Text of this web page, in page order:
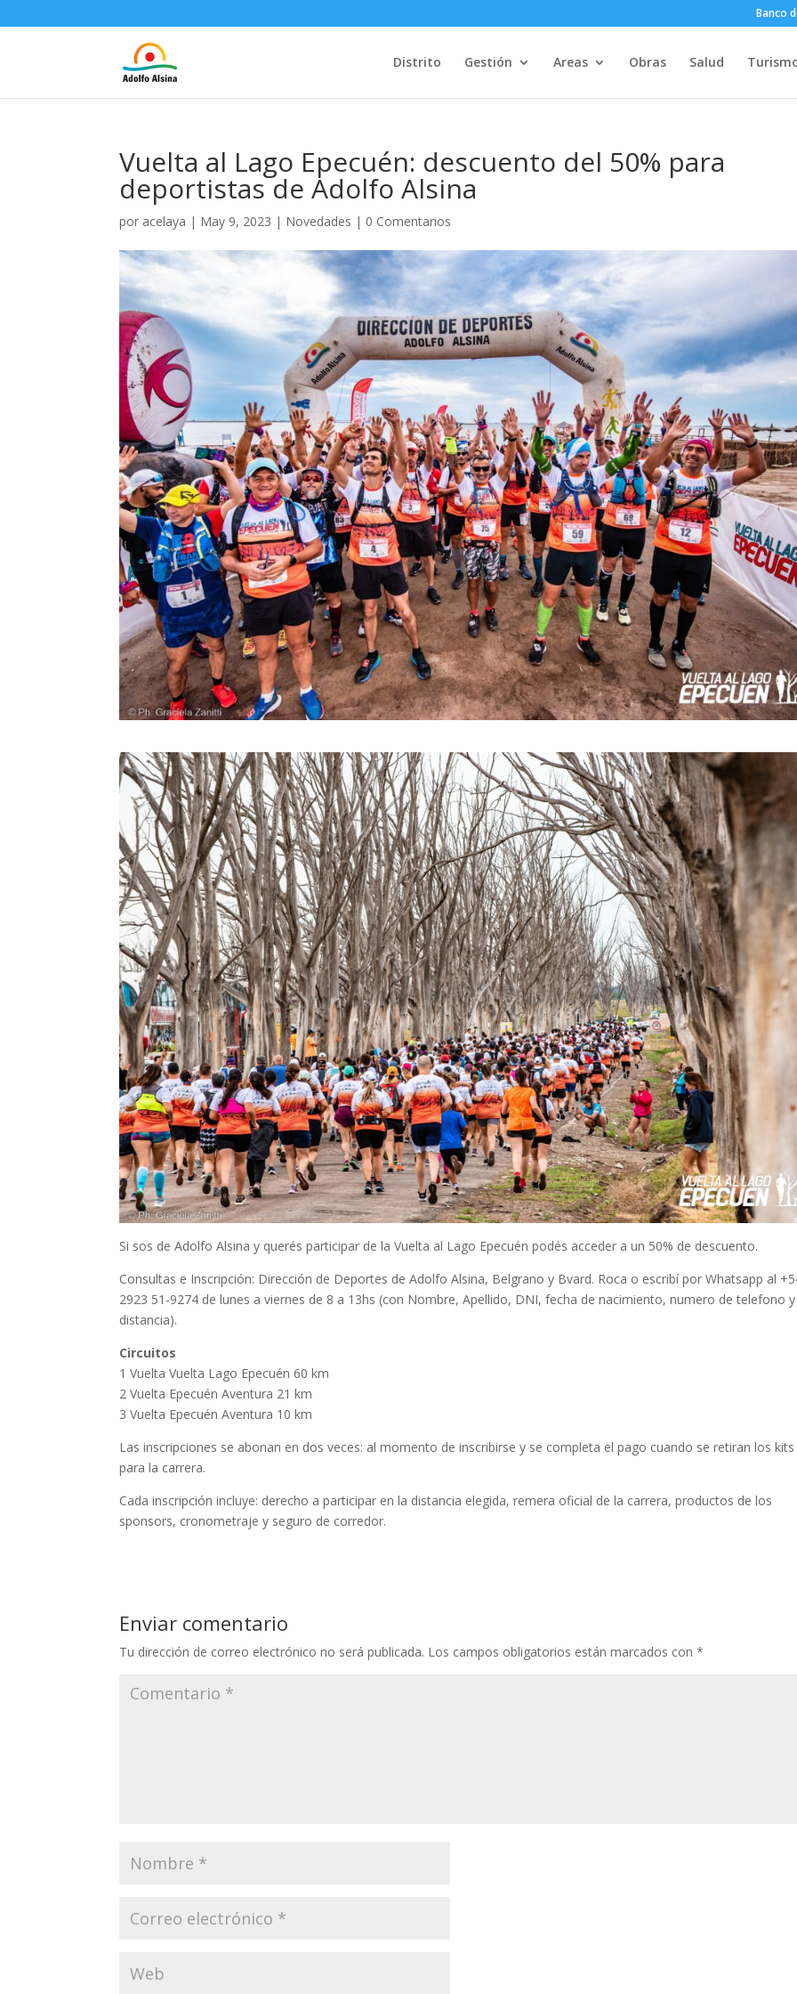
Banco
Distrito Gestión Areas Obras Salud
Vuelta al Lago Epecuén: descuento del 50% para
deportistas de Adolfo Alsina
por acelaya | May 9, 2023 | Novedades | 0 Comentarios
Si sos de Adolfo Alsina y querés participar de la Vuelta al Lago Epecuén podés acceder a un 50% de descuento.
Consultas e Inscripción: Dirección de Deportes de Adolfo Alsina, Belgrano y Bvard. Roca o escribí por Whatsapp al
2923 51-9274 de lunes a viernes de 8 a 13hs (con Nombre, Apellido, DNI, fecha de nacimiento, numero de telefono y
distancia).
Circuitos
1 Vuelta Vuelta Lago Epecuén 60 km
2 Vuelta Epecuén Aventura 21 km
3 Vuelta Epecuén Aventura 10 km
Las inscripciones se abonan en dos veces: al momento de inscribirse y se completa el pago cuando se retiran los kits
para la carrera.
Cada inscripción incluye: derecho a participar en la distancia elegida, remera oficial de la carrera, productos de los
sponsors, cronometraje y seguro de corredor.
Enviar comentario
Tu dirección de correo electrónico no será publicada. Los campos obligatorios están marcados con*